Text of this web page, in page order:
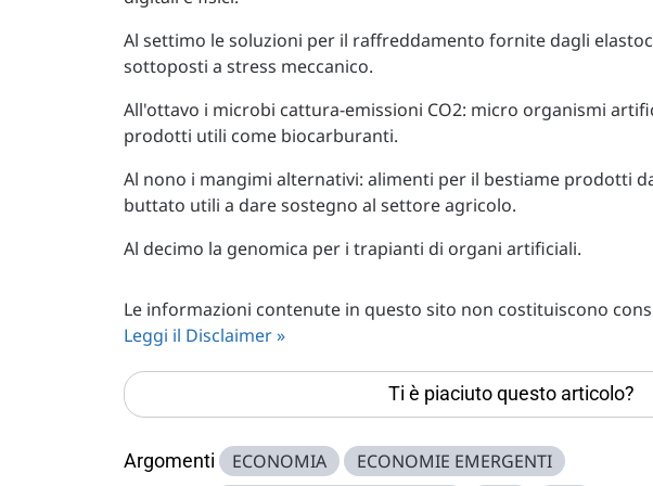
Al settimo le soluzioni per il raffreddamento fornite dagli
sottoposti a stress meccanico.
All'ottavo i microbi cattura-emissioni CO2: micro organismi
prodotti utili come biocarburanti.
Al nono i mangimi alternativi: alimenti per il bestiame prodotti
buttato utili a dare sostegno al settore agricolo.
Al decimo la genomica per i trapianti di organi artificiali.
Le informazioni contenute in questo sito non costituiscono
Leggi il Disclaimer »
Ti è piaciuto questo articolo?
Argomenti ECONOMIA ECONOMIE EMERGENTI